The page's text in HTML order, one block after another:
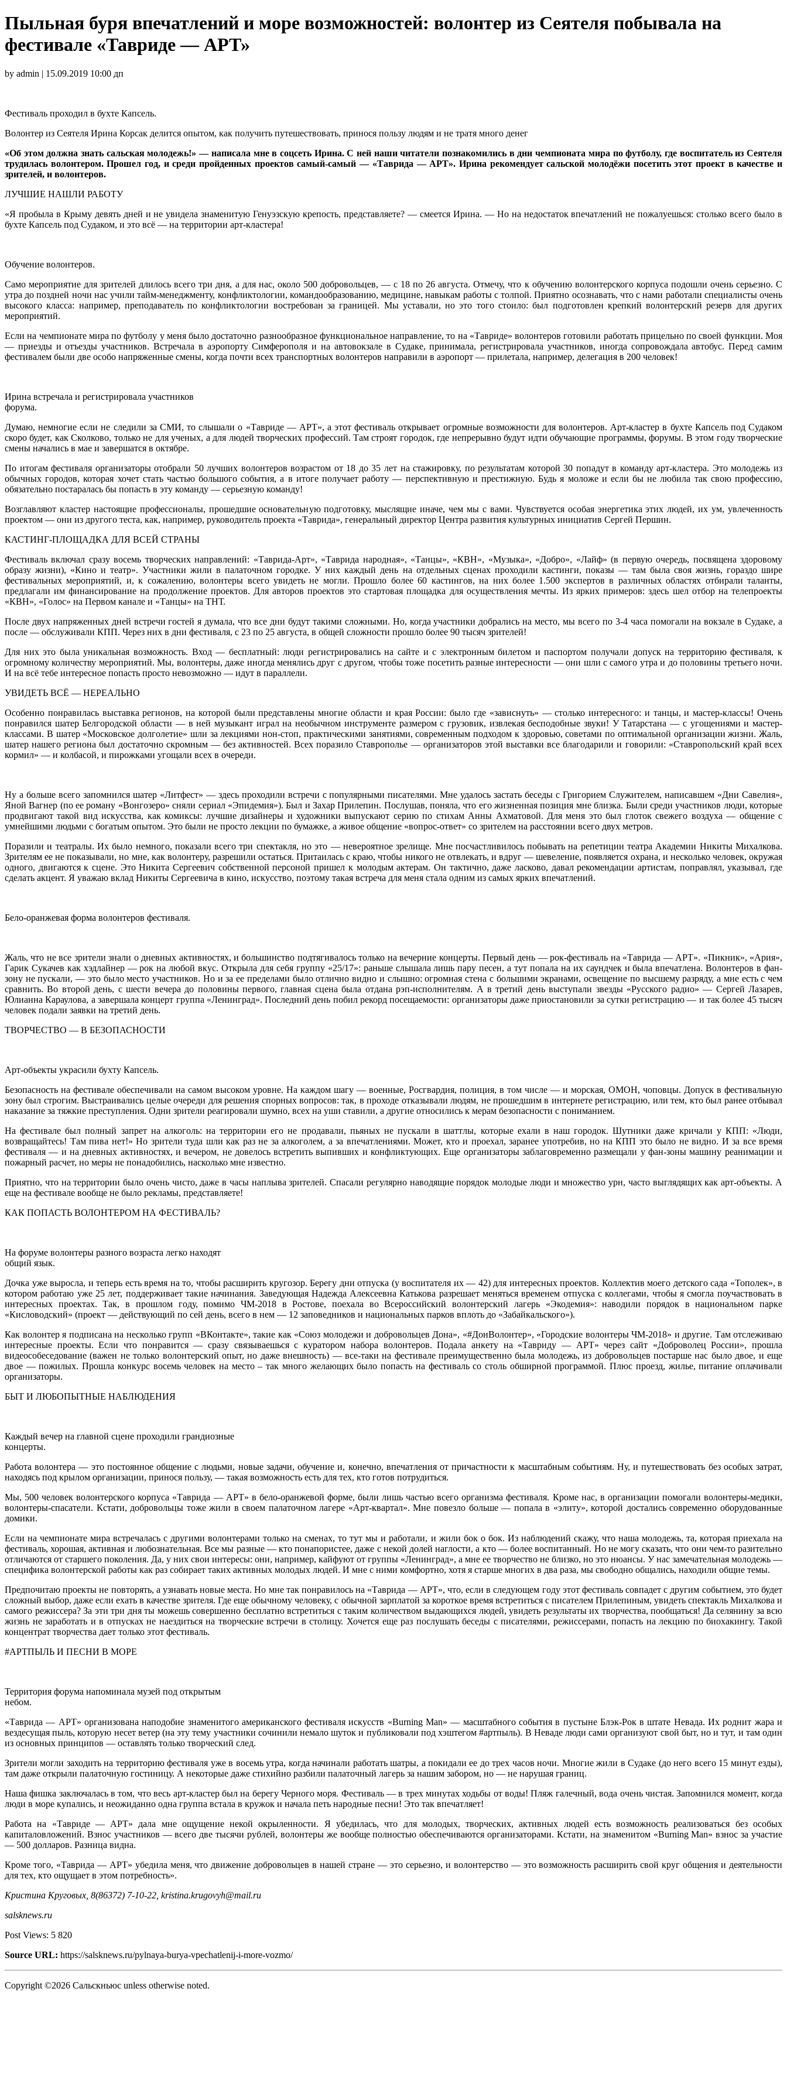
Пыльная буря впечатлений и море возможностей: волонтер из Сеятеля побывала на
фестивале «Тавриде — АРТ»
by admin | 15.09.2019 10:00 дп
Фестиваль проходил в бухте Капсель.
Волонтер из Сеятеля Ирина Корсак делится опытом, как получить путешествовать, принося пользу людям и не тратя много денег
«Об этом должна знать сальская молодежь!» — написала мне в соцсеть Ирина. С ней наши читатели познакомились в дни чемпионата мира по футболу, где воспитатель из Сеятеля
трудилась волонтером. Прошел год, и среди пройденных проектов самый-самый — «Таврида — АРТ». Ирина рекомендует сальской молодёжи посетить этот проект в качестве и
зрителей, и волонтеров.
ЛУЧШИЕ НАШЛИ РАБОТУ
«Я пробыла в Крыму девять дней и не увидела знаменитую Генуэзскую крепость, представляете? — смеется Ирина. — Но на недостаток впечатлений не пожалуешься: столько всего было в
бухте Капсель под Судаком, и это всё — на территории арт-кластера!
Обучение волонтеров.
Само мероприятие для зрителей длилось всего три дня, а для нас, около 500 добровольцев, — с 18 по 26 августа. Отмечу, что к обучению волонтерского корпуса подошли очень серьезно. С
утра до поздней ночи нас учили тайм-менеджменту, конфликтологии, командообразованию, медицине, навыкам работы с толпой. Приятно осознавать, что с нами работали специалисты очень
высокого класса: например, преподаватель по конфликтологии востребован за границей. Мы уставали, но это того стоило: был подготовлен крепкий волонтерский резерв для других
мероприятий.
Если на чемпионате мира по футболу у меня было достаточно разнообразное функциональное направление, то на «Тавриде» волонтеров готовили работать прицельно по своей функции. Моя
— приезды и отъезды участников. Встречала в аэропорту Симферополя и на автовокзале в Судаке, принимала, регистрировала участников, иногда сопровождала автобус. Перед самим
фестивалем были две особо напряженные смены, когда почти всех транспортных волонтеров направили в аэропорт — прилетала, например, делегация в 200 человек!
Ирина встречала и регистрировала участников
форума.
Думаю, немногие если не следили за СМИ, то слышали о «Тавриде — АРТ», а этот фестиваль открывает огромные возможности для волонтеров. Арт-кластер в бухте Капсель под Судаком
скоро будет, как Сколково, только не для ученых, а для людей творческих профессий. Там строят городок, где непрерывно будут идти обучающие программы, форумы. В этом году творческие
смены начались в мае и завершатся в октябре.
По итогам фестиваля организаторы отобрали 50 лучших волонтеров возрастом от 18 до 35 лет на стажировку, по результатам которой 30 попадут в команду арт-кластера. Это молодежь из
обычных городов, которая хочет стать частью большого события, а в итоге получает работу — перспективную и престижную. Будь я моложе и если бы не любила так свою профессию,
обязательно постаралась бы попасть в эту команду — серьезную команду!
Возглавляют кластер настоящие профессионалы, прошедшие основательную подготовку, мыслящие иначе, чем мы с вами. Чувствуется особая энергетика этих людей, их ум, увлеченность
проектом — они из другого теста, как, например, руководитель проекта «Таврида», генеральный директор Центра развития культурных инициатив Сергей Першин.
КАСТИНГ-ПЛОЩАДКА ДЛЯ ВСЕЙ СТРАНЫ
Фестиваль включал сразу восемь творческих направлений: «Таврида-Арт», «Таврида народная», «Танцы», «КВН», «Музыка», «Добро», «Лайф» (в первую очередь, посвящена здоровому
образу жизни), «Кино и театр». Участники жили в палаточном городке. У них каждый день на отдельных сценах проходили кастинги, показы — там была своя жизнь, гораздо шире
фестивальных мероприятий, и, к сожалению, волонтеры всего увидеть не могли. Прошло более 60 кастингов, на них более 1.500 экспертов в различных областях отбирали таланты,
предлагали им финансирование на продолжение проектов. Для авторов проектов это стартовая площадка для осуществления мечты. Из ярких примеров: здесь шел отбор на телепроекты
«КВН», «Голос» на Первом канале и «Танцы» на ТНТ.
После двух напряженных дней встречи гостей я думала, что все дни будут такими сложными. Но, когда участники добрались на место, мы всего по 3-4 часа помогали на вокзале в Судаке, а
после — обслуживали КПП. Через них в дни фестиваля, с 23 по 25 августа, в общей сложности прошло более 90 тысяч зрителей!
Для них это была уникальная возможность. Вход — бесплатный: люди регистрировались на сайте и с электронным билетом и паспортом получали допуск на территорию фестиваля, к
огромному количеству мероприятий. Мы, волонтеры, даже иногда менялись друг с другом, чтобы тоже посетить разные интересности — они шли с самого утра и до половины третьего ночи.
И на всё тебе интересное попасть просто невозможно — идут в параллели.
УВИДЕТЬ ВСЁ — НЕРЕАЛЬНО
Особенно понравилась выставка регионов, на которой были представлены многие области и края России: было где «зависнуть» — столько интересного: и танцы, и мастер-классы! Очень
понравился шатер Белгородской области — в ней музыкант играл на необычном инструменте размером с грузовик, извлекая бесподобные звуки! У Татарстана — с угощениями и мастер-
классами. В шатер «Московское долголетие» шли за лекциями нон-стоп, практическими занятиями, современным подходом к здоровью, советами по оптимальной организации жизни. Жаль,
шатер нашего региона был достаточно скромным — без активностей. Всех поразило Ставрополье — организаторов этой выставки все благодарили и говорили: «Ставропольский край всех
кормил» — и колбасой, и пирожками угощали всех в очереди.
Ну а больше всего запомнился шатер «Литфест» — здесь проходили встречи с популярными писателями. Мне удалось застать беседы с Григорием Служителем, написавшем «Дни Савелия»,
Яной Вагнер (по ее роману «Вонгозеро» сняли сериал «Эпидемия»). Был и Захар Прилепин. Послушав, поняла, что его жизненная позиция мне близка. Были среди участников люди, которые
продвигают такой вид искусства, как комиксы: лучшие дизайнеры и художники выпускают серию по стихам Анны Ахматовой. Для меня это был глоток свежего воздуха — общение с
умнейшими людьми с богатым опытом. Это были не просто лекции по бумажке, а живое общение «вопрос-ответ» со зрителем на расстоянии всего двух метров.
Поразили и театралы. Их было немного, показали всего три спектакля, но это — невероятное зрелище. Мне посчастливилось побывать на репетиции театра Академии Никиты Михалкова.
Зрителям ее не показывали, но мне, как волонтеру, разрешили остаться. Притаилась с краю, чтобы никого не отвлекать, и вдруг — шевеление, появляется охрана, и несколько человек, окружая
одного, двигаются к сцене. Это Никита Сергеевич собственной персоной пришел к молодым актерам. Он тактично, даже ласково, давал рекомендации артистам, поправлял, указывал, где
сделать акцент. Я уважаю вклад Никиты Сергеевича в кино, искусство, поэтому такая встреча для меня стала одним из самых ярких впечатлений.
Бело-оранжевая форма волонтеров фестиваля.
Жаль, что не все зрители знали о дневных активностях, и большинство подтягивалось только на вечерние концерты. Первый день — рок-фестиваль на «Таврида — АРТ». «Пикник», «Ария»,
Гарик Сукачев как хэдлайнер — рок на любой вкус. Открыла для себя группу «25/17»: раньше слышала лишь пару песен, а тут попала на их саундчек и была впечатлена. Волонтеров в фан-
зону не пускали, — это было место участников. Но и за ее пределами было отлично видно и слышно: огромная стена с большими экранами, освещение по высшему разряду, а мне есть с чем
сравнить. Во второй день, с шести вечера до половины первого, главная сцена была отдана рэп-исполнителям. А в третий день выступали звезды «Русского радио» — Сергей Лазарев,
Юлианна Караулова, а завершала концерт группа «Ленинград». Последний день побил рекорд посещаемости: организаторы даже приостановили за сутки регистрацию — и так более 45 тысяч
человек подали заявки на третий день.
ТВОРЧЕСТВО — В БЕЗОПАСНОСТИ
Арт-объекты украсили бухту Капсель.
Безопасность на фестивале обеспечивали на самом высоком уровне. На каждом шагу — военные, Росгвардия, полиция, в том числе — и морская, ОМОН, чоповцы. Допуск в фестивальную
зону был строгим. Выстраивались целые очереди для решения спорных вопросов: так, в проходе отказывали людям, не прошедшим в интернете регистрацию, или тем, кто был ранее отбывал
наказание за тяжкие преступления. Одни зрители реагировали шумно, всех на уши ставили, а другие относились к мерам безопасности с пониманием.
На фестивале был полный запрет на алкоголь: на территории его не продавали, пьяных не пускали в шаттлы, которые ехали в наш городок. Шутники даже кричали у КПП: «Люди,
возвращайтесь! Там пива нет!» Но зрители туда шли как раз не за алкоголем, а за впечатлениями. Может, кто и проехал, заранее употребив, но на КПП это было не видно. И за все время
фестиваля — и на дневных активностях, и вечером, не довелось встретить выпивших и конфликтующих. Еще организаторы заблаговременно размещали у фан-зоны машину реанимации и
пожарный расчет, но меры не понадобились, насколько мне известно.
Приятно, что на территории было очень чисто, даже в часы наплыва зрителей. Спасали регулярно наводящие порядок молодые люди и множество урн, часто выглядящих как арт-объекты. А
еще на фестивале вообще не было рекламы, представляете!
КАК ПОПАСТЬ ВОЛОНТЕРОМ НА ФЕСТИВАЛЬ?
На форуме волонтеры разного возраста легко находят
общий язык.
Дочка уже выросла, и теперь есть время на то, чтобы расширить кругозор. Берегу дни отпуска (у воспитателя их — 42) для интересных проектов. Коллектив моего детского сада «Тополек», в
котором работаю уже 25 лет, поддерживает такие начинания. Заведующая Надежда Алексеевна Катькова разрешает меняться временем отпуска с коллегами, чтобы я смогла поучаствовать в
интересных проектах. Так, в прошлом году, помимо ЧМ-2018 в Ростове, поехала во Всероссийский волонтерский лагерь «Экодемия»: наводили порядок в национальном парке
«Кисловодский» (проект — действующий по сей день, всего в нем — 12 заповедников и национальных парков вплоть до «Забайкальского»).
Как волонтер я подписана на несколько групп «ВКонтакте», такие как «Союз молодежи и добровольцев Дона», «#ДонВолонтер», «Городские волонтеры ЧМ-2018» и другие. Там отслеживаю
интересные проекты. Если что понравится — сразу связываешься с куратором набора волонтеров. Подала анкету на «Тавриду — АРТ» через сайт «Доброволец России», прошла
видеособеседование (важен не только волонтерский опыт, но даже внешность) — все-таки на фестивале преимущественно была молодежь, из добровольцев постарше нас было двое, и еще
двое — пожилых. Прошла конкурс восемь человек на место – так много желающих было попасть на фестиваль со столь обширной программой. Плюс проезд, жилье, питание оплачивали
организаторы.
БЫТ И ЛЮБОПЫТНЫЕ НАБЛЮДЕНИЯ
Каждый вечер на главной сцене проходили грандиозные
концерты.
Работа волонтера — это постоянное общение с людьми, новые задачи, обучение и, конечно, впечатления от причастности к масштабным событиям. Ну, и путешествовать без особых затрат,
находясь под крылом организации, принося пользу, — такая возможность есть для тех, кто готов потрудиться.
Мы, 500 человек волонтерского корпуса «Таврида — АРТ» в бело-оранжевой форме, были лишь частью всего организма фестиваля. Кроме нас, в организации помогали волонтеры-медики,
волонтеры-спасатели. Кстати, добровольцы тоже жили в своем палаточном лагере «Арт-квартал». Мне повезло больше — попала в «элиту», которой достались современно оборудованные
домики.
Если на чемпионате мира встречалась с другими волонтерами только на сменах, то тут мы и работали, и жили бок о бок. Из наблюдений скажу, что наша молодежь, та, которая приехала на
фестиваль, хорошая, активная и любознательная. Все мы разные — кто понапористее, даже с некой долей наглости, а кто — более воспитанный. Но не могу сказать, что они чем-то разительно
отличаются от старшего поколения. Да, у них свои интересы: они, например, кайфуют от группы «Ленинград», а мне ее творчество не близко, но это нюансы. У нас замечательная молодежь —
специфика волонтерской работы как раз собирает таких активных молодых людей. И мне с ними комфортно, хотя я старше многих в два раза, мы свободно общались, находили общие темы.
Предпочитаю проекты не повторять, а узнавать новые места. Но мне так понравилось на «Таврида — АРТ», что, если в следующем году этот фестиваль совпадет с другим событием, это будет
сложный выбор, даже если ехать в качестве зрителя. Где еще обычному человеку, с обычной зарплатой за короткое время встретиться с писателем Прилепиным, увидеть спектакль Михалкова и
самого режиссера? За эти три дня ты можешь совершенно бесплатно встретиться с таким количеством выдающихся людей, увидеть результаты их творчества, пообщаться! Да селянину за всю
жизнь не заработать и в отпусках не наездиться на творческие встречи в столицу. Хочется еще раз послушать беседы с писателями, режиссерами, попасть на лекцию по биохакингу. Такой
концентрат творчества дает только этот фестиваль.
#АРТПЫЛЬ И ПЕСНИ В МОРЕ
Территория форума напоминала музей под открытым
небом.
«Таврида — АРТ» организована наподобие знаменитого американского фестиваля искусств «Burning Man» — масштабного события в пустыне Блэк-Рок в штате Невада. Их роднит жара и
вездесущая пыль, которую несет ветер (на эту тему участники сочинили немало шуток и публиковали под хэштегом #артпыль). В Неваде люди сами организуют свой быт, но и тут, и там один
из основных принципов — оставлять только творческий след.
Зрители могли заходить на территорию фестиваля уже в восемь утра, когда начинали работать шатры, а покидали ее до трех часов ночи. Многие жили в Судаке (до него всего 15 минут езды),
там даже открыли палаточную гостиницу. А некоторые даже стихийно разбили палаточный лагерь за нашим забором, но — не нарушая границ.
Наша фишка заключалась в том, что весь арт-кластер был на берегу Черного моря. Фестиваль — в трех минутах ходьбы от воды! Пляж галечный, вода очень чистая. Запомнился момент, когда
люди в море купались, и неожиданно одна группа встала в кружок и начала петь народные песни! Это так впечатляет!
Работа на «Тавриде — АРТ» дала мне ощущение некой окрыленности. Я убедилась, что для молодых, творческих, активных людей есть возможность реализоваться без особых
капиталовложений. Взнос участников — всего две тысячи рублей, волонтеры же вообще полностью обеспечиваются организаторами. Кстати, на знаменитом «Burning Man» взнос за участие
— 500 долларов. Разница видна.
Кроме того, «Таврида — АРТ» убедила меня, что движение добровольцев в нашей стране — это серьезно, и волонтерство — это возможность расширить свой круг общения и деятельности
для тех, кто ощущает в этом потребность».
Кристина Круговых, 8(86372) 7-10-22, kristina.krugovyh@mail.ru
salsknews.ru
Post Views: 5 820
Source URL: https://salsknews.ru/pylnaya-burya-vpechatlenij-i-more-vozmo/
Copyright ©2026 Сальскньюс unless otherwise noted.